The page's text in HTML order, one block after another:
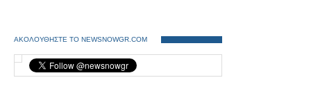
ΑΚΟΛΟΥΘΗΣΤΕ ΤΟ NEWSNOWGR.COM